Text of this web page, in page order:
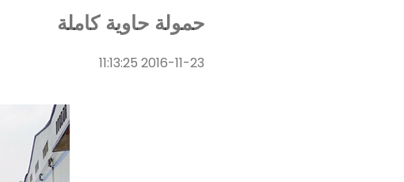
حمولة حاوية كاملة
2016-11-23 11:13:25